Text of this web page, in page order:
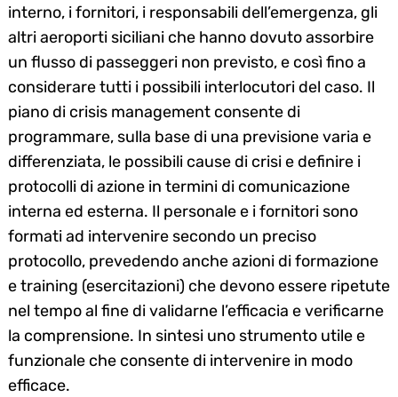
interno, i fornitori, i responsabili dell’emergenza, gli
altri aeroporti siciliani che hanno dovuto assorbire
un flusso di passeggeri non previsto, e così fino a
considerare tutti i possibili interlocutori del caso. Il
piano di crisis management consente di
programmare, sulla base di una previsione varia e
differenziata, le possibili cause di crisi e definire i
protocolli di azione in termini di comunicazione
interna ed esterna. Il personale e i fornitori sono
formati ad intervenire secondo un preciso
protocollo, prevedendo anche azioni di formazione
e training (esercitazioni) che devono essere ripetute
nel tempo al fine di validarne l’efficacia e verificarne
la comprensione. In sintesi uno strumento utile e
funzionale che consente di intervenire in modo
efficace.